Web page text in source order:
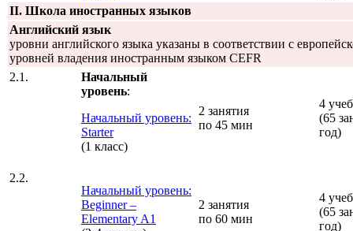
II. Школа иностранных языков
Английский язык
уровни английского языка указаны в соответствии с
уровней владения иностранным языком CEFR
2.1.
Начальный
уровень:
Начальный уровень:
Starter
(1 класс)
2 занятия
по 45 мин
4
(65
год)
2.2.
Начальный уровень:
Beginner –
Elementary A1
2 занятия
по 60 мин
4
(65
год)